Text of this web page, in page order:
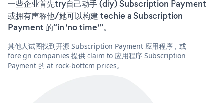
一些企业首先try自己动手 (diy) Subscription Payment
或拥有声称他/她可以构建 techie a Subscription
Payment 的“in 'no time'”。
其他人试图找到开源 Subscription Payment 应用程序，或
foreign companies 提供 claim to 应用程序 Subscription
Payment 的 at rock-bottom prices。